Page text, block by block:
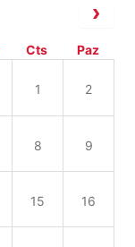
Cts Paz
1 2
8 9
15 16